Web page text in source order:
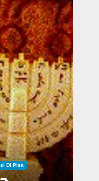
Di Pisa